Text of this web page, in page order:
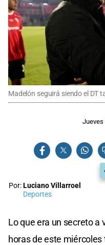
Madelón seguirá siendo el DT
Jueves
Por:Luciano Villarroel
Deportes
Lo que era un secreto a
horas de este